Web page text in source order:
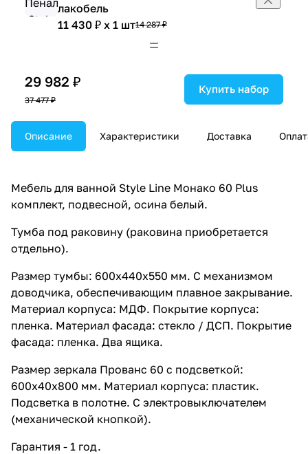
лакобель
11 430 ₽ x 1 шт14 287 ₽
29 982 ₽
37 477 ₽
Купить набор
Описание Характеристики Доставка
Мебель для ванной Style Line Монако 60 Plus
комплект, подвесной, осина белый.
Тумба под раковину (раковина приобретается
отдельно).
Размер тумбы: 600x440x550 мм. С механизмом
доводчика, обеспечивающим плавное закрывание.
Материал корпуса: МДФ. Покрытие корпуса:
пленка. Материал фасада: стекло / ДСП. Покрытие
фасада: пленка. Два ящика.
Размер зеркала Прованс 60 с подсветкой:
600x40x800 мм. Материал корпуса: пластик.
Подсветка в полотне. С электровыключателем
(механической кнопкой).
Гарантия - 1 год.